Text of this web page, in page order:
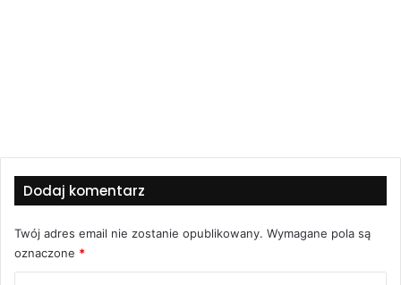
Dodaj komentarz
Twój adres email nie zostanie opublikowany. Wymagane pola są
oznaczone *